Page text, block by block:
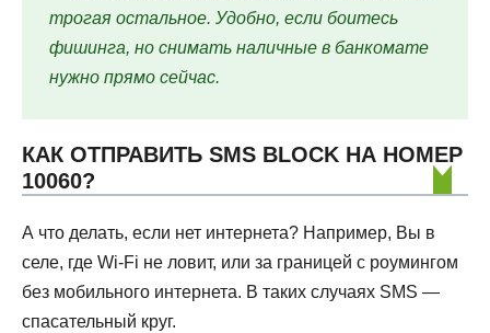
трогая остальное. Удобно, если боитесь
фишинга, но снимать наличные в банкомате
нужно прямо сейчас.
КАК ОТПРАВИТЬ SMS BLOCK НА НОМЕР
10060?
А что делать, если нет интернета? Например, Вы в
селе, где Wi-Fi не ловит, или за границей с роумингом
без мобильного интернета. В таких случаях SMS —
спасательный круг.